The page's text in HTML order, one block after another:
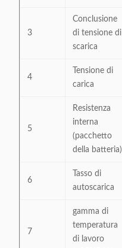
3
Conclusione
di tensione di
scarica
4
Tensione di
carica
5
Resistenza
interna
(pacchetto
della batteria)
6
Tasso di
autoscarica
7
gamma di
temperatura
di lavoro